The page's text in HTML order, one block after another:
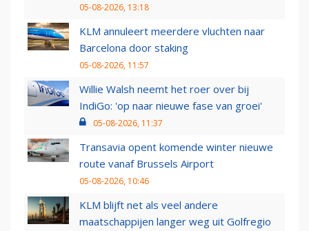
05-08-2026, 13:18
KLM annuleert meerdere vluchten naar
Barcelona door staking
05-08-2026, 11:57
Willie Walsh neemt het roer over bij
IndiGo: 'op naar nieuwe fase van groei'
05-08-2026, 11:37
Transavia opent komende winter nieuwe
route vanaf Brussels Airport
05-08-2026, 10:46
KLM blijft net als veel andere
maatschappijen langer weg uit Golfregio